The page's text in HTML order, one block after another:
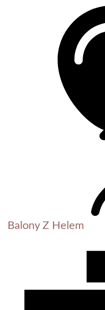
Balony Z Helem